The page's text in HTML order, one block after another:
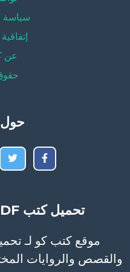
سياسة
عن
حول
تحميل كتب PDF مجانا – كتب كو
والقصص والروايات